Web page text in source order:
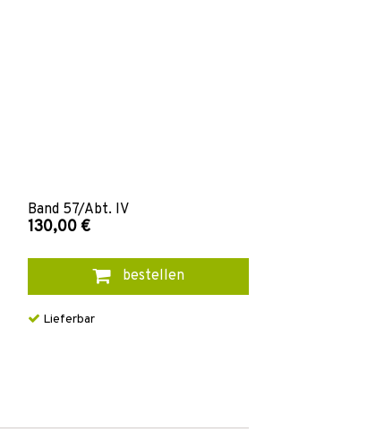
Band 57/Abt. IV
130,00 €
bestellen
Lieferbar